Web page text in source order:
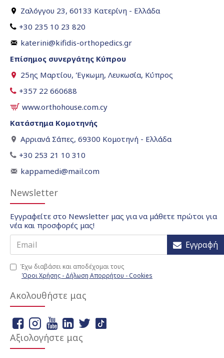
Ζαλόγγου 23, 60133 Κατερίνη - Ελλάδα
+30 235 10 23 820
katerini@kifidis-orthopedics.gr
Επίσημος συνεργάτης Κύπρου
25ης Μαρτίου, Έγκωμη, Λευκωσία, Κύπρος
+357 22 660688
www.orthohouse.com.cy
Κατάστημα Κομοτηνής
Αρριανά Σάπες, 69300 Κομοτηνή - Ελλάδα
+30 253 21 10 310
kappamedi@mail.com
Newsletter
Εγγραφείτε στο Newsletter μας για να μάθετε πρώτοι για
νέα και προσφορές μας!
Εγγραφή
Έχω διαβάσει και αποδέχομαι τους
Όροι Χρήσης - Δήλωση Απορρήτου - Cookies
Ακολουθήστε μας
Αξιολογήστε μας